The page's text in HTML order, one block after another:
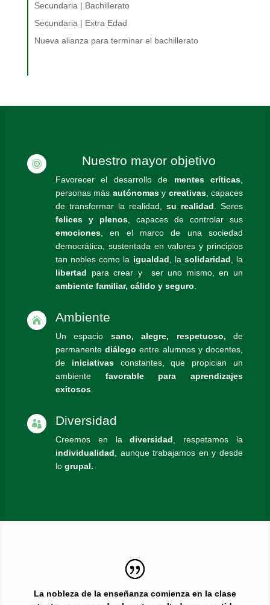
Secundaria | Bachillerato
Secundaria | Extra Edad
Nueva alianza para terminar el bachillerato
 Nuestro mayor objetivo
Favorecer el desarrollo de mentes críticas
personas más autónomasy creativas, capaces
de transformar la realidad, su realidad . Seres
felices y plenos, capaces de controlar sus
emociones, en el marco de una sociedad
democrática, sustentada en valores y principios
tan nobles como la igualdad , la solidaridad , la
libertad para crear y ser uno mismo, en un
ambiente familiar, cálido y seguro
 Ambiente
Un espacio sano, alegre, respetuoso, de
permanentediálogo entre alumnos y docentes,
de iniciativasconstantes, que propician un
ambiente favorable para aprendizajes
exitosos.
 Diversidad
Creemos en ladiversidad , respetamos la
individualidad , aunque trabajamos en y desde
lo grupal.
La nobleza de la enseñanza comienza en la clase